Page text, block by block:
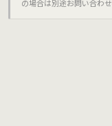
の場合は別途お問い合わ